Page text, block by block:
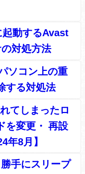
起動するAvast
対処方法
ソコン上の重
する対処法
てしまったロ
を変更・ 再設
年8月】
手にスリープ